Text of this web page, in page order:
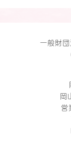
一般財
岡